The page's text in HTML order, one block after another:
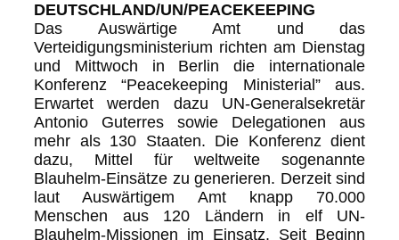
DEUTSCHLAND/UN/PEACEKEEPING
Das Auswärtige Amt und das
Verteidigungsministerium richten am Dienstag
und Mittwoch in Berlin die internationale
Konferenz “Peacekeeping Ministerial” aus.
Erwartet werden dazu UN-Generalsekretär
Antonio Guterres sowie Delegationen aus
mehr als 130 Staaten. Die Konferenz dient
dazu, Mittel für weltweite sogenannte
Blauhelm-Einsätze zu generieren. Derzeit sind
laut Auswärtigem Amt knapp 70.000
Menschen aus 120 Ländern in elf UN-
Blauhelm-Missionen im Einsatz. Seit Beginn